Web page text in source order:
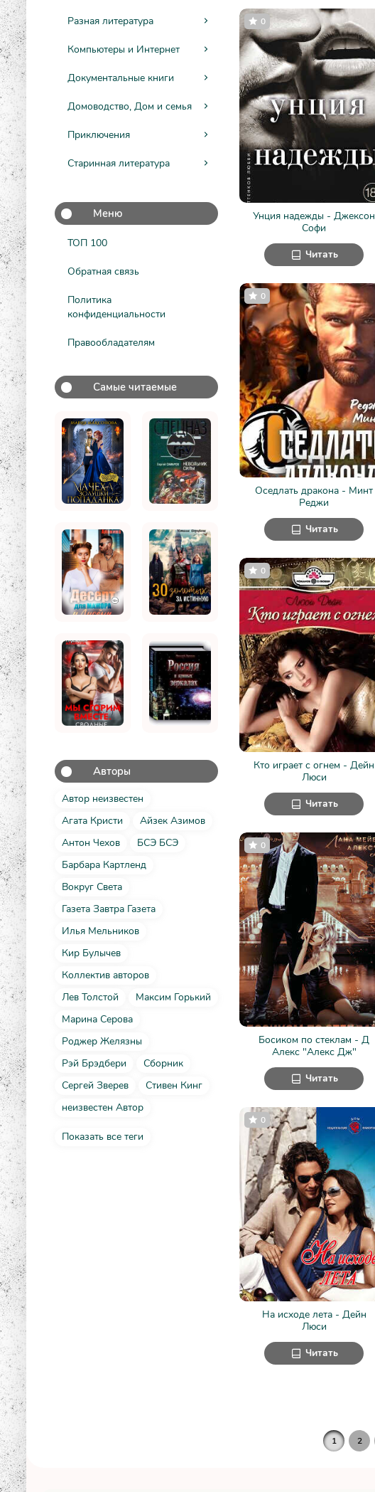
Разная литература
Компьютеры и Интернет
Документальные книги
Домоводство, Дом и семья
Приключения
Старинная литература
Меню
ТОП 100
Обратная связь
Политика
конфиденциальности
Правообладателям
Самые читаемые
Авторы
Автор неизвестен
Агата Кристи
Айзек Азимов
Антон Чехов
БСЭ БСЭ
Барбара Картленд
Вокруг Света
Газета Завтра Газета
Илья Мельников
Кир Булычев
Коллектив авторов
Лев Толстой
Максим Горький
Марина Серова
Роджер Желязны
Рэй Брэдбери
Сборник
Сергей Зверев
Стивен Кинг
неизвестен Автор
Показать все теги
Унция надежды - Джексон
Софи
0
Читать
Оседлать дракона - Минт
Реджи
0
Читать
Кто играет с огнем - Дейн
Люси
0
Читать
Босиком по стеклам - Д
Алекс "Алекс Дж"
0
Читать
На исходе лета - Дейн
Люси
0
Читать
1 2